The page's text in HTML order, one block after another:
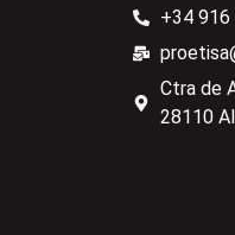
+34 916
Ctra de
28110